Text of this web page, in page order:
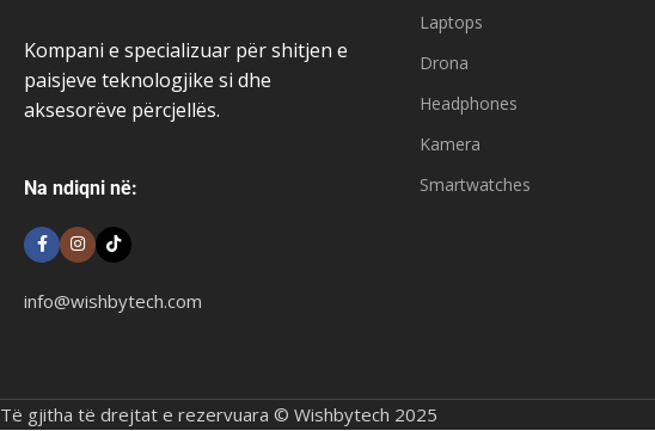
Kompani e specializuar për shitjen e
paisjeve teknologjike si dhe
aksesorëve përcjellës.
Na ndiqni në:
info@wishbytech.com
Laptops
Drona
Headphones
Kamera
Smartwatches
Të gjitha të drejtat e rezervuara © Wishbytech 2025